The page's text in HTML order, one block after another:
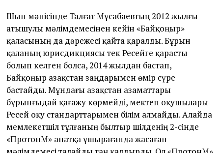
Шын мәнісінде Талғат Мұсабаевтың 2012 жылғы
атышулы мәлімдемесінен кейін «Байқоңыр»
қаласының да дәрежесі қайта қаралды. Бұрын
қаланың юрисдикциясы тек Ресейге қарасты
болып келген болса, 2014 жылдан бастап,
Байқоңыр Қазақстан заңдарымен өмір сүре
бастайды. Мұндағы Қазақстан азаматтары
бұрынғыдай қағажу көрмейді, мектеп оқушылары
Ресей оқу стандарттарымен білім алмайды. Алайда
мемлекетшіл тұлғаның былтыр шілденің 2-сінде
«ПротонМ» апатқа ұшырағанда жасаған